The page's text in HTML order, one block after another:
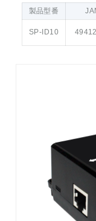
製品型番
SP-ID10